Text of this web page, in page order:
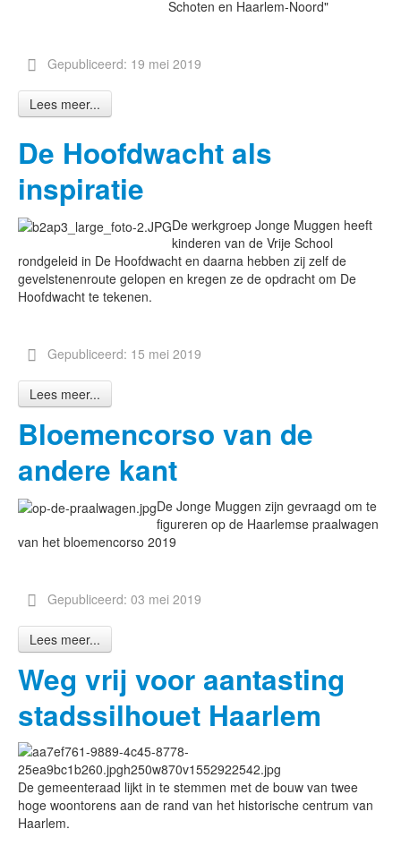
Schoten en Haarlem-Noord"
Gepubliceerd: 19 mei 2019
Lees meer...
De Hoofdwacht als
inspiratie
De werkgroep Jonge Muggen heeft
kinderen van de Vrije School
rondgeleid in De Hoofdwacht en daarna hebben zij zelf de
gevelstenenroute gelopen en kregen ze de opdracht om De
Hoofdwacht te tekenen.
Gepubliceerd: 15 mei 2019
Lees meer...
Bloemencorso van de
andere kant
De Jonge Muggen zijn gevraagd om te
figureren op de Haarlemse praalwagen
van het bloemencorso 2019
Gepubliceerd: 03 mei 2019
Lees meer...
Weg vrij voor aantasting
stadssilhouet Haarlem
De gemeenteraad lijkt in te stemmen met de bouw van twee
hoge woontorens aan de rand van het historische centrum van
Haarlem.